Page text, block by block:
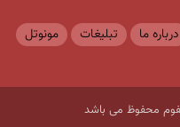
درباره ما تبلیغات مونوتل
محفوظ می باشد